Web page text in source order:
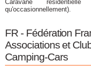
Caravane
qu'occasionnellement).
FR - Fédération
Associations et
Camping-Cars